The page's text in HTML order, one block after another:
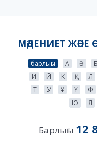
МӘДЕНИЕТ ЖӘНЕ
барлығы А Ә Б
И
Й К Қ Л
Т
У Ұ Ү Ф
Ю
Я
Барлығы 12